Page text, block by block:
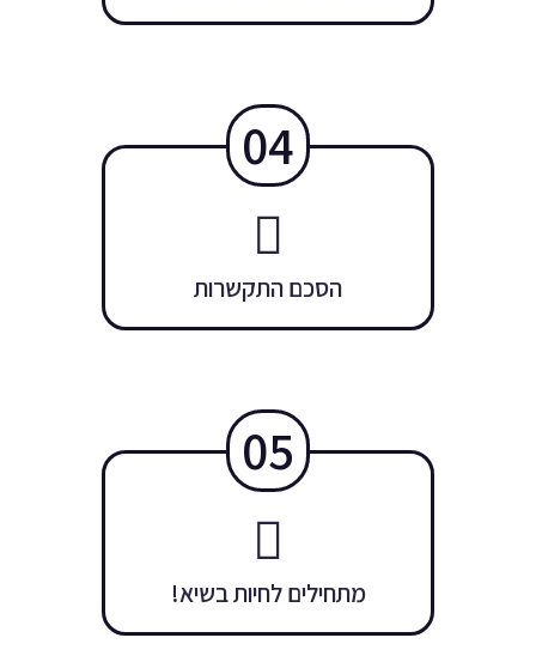
04
הסכם התקשרות
05
מתחילים לחיות בשיא!